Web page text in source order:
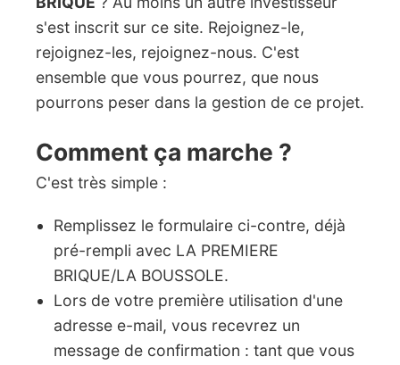
s'est inscrit sur ce site. Rejoignez-le,
rejoignez-les, rejoignez-nous. C'est
ensemble que vous pourrez, que nous
pourrons peser dans la gestion de ce projet.
Comment ça marche ?
C'est très simple :
Remplissez le formulaire ci-contre, déjà
pré-rempli avec LA PREMIERE
BRIQUE/LA BOUSSOLE.
Lors de votre première utilisation d'une
adresse e-mail, vous recevrez un
message de confirmation : tant que vous